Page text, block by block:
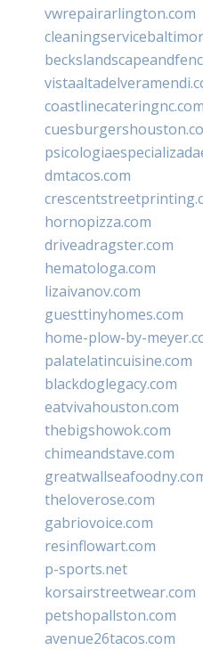
vwrepairarlington.com
coastlinecateringnc.com
dmtacos.com
hornopizza.com
driveadragster.com
hematologa.com
lizaivanov.com
guesttinyhomes.com
home-plow-by-
palatelatincuisine.com
blackdoglegacy.com
eatvivahouston.com
thebigshowok.com
chimeandstave.com
theloverose.com
gabriovoice.com
resinflowart.com
p-sports.net
korsairstreetwear.com
petshopallston.com
avenue26tacos.com